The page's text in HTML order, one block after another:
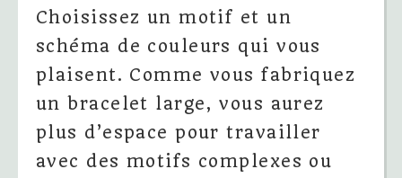
Choisissez un motif et un
schéma de couleurs qui vous
plaisent. Comme vous fabriquez
un bracelet large, vous aurez
plus d’espace pour travailler
avec des motifs complexes ou